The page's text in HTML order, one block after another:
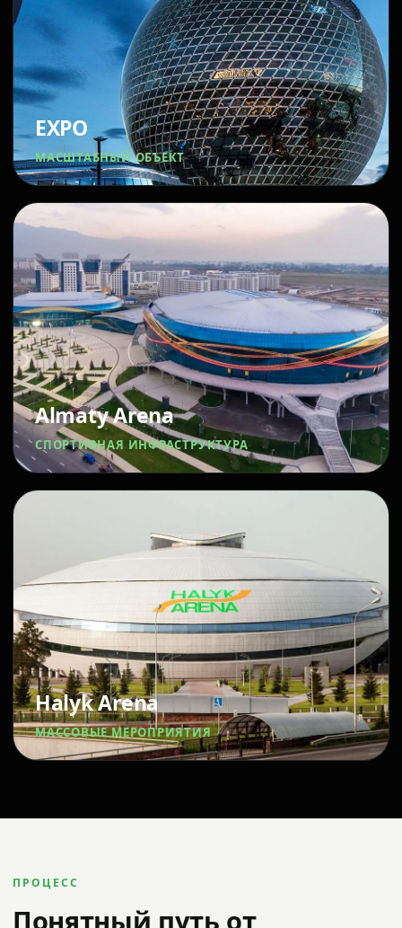
EXPO
МАСШТАБНЫЙ ОБЪЕКТ
Almaty Arena
СПОРТИВНАЯ ИНФРАСТРУКТУРА
Halyk Arena
МАССОВЫЕ МЕРОПРИЯТИЯ
ПРОЦЕСС
Понятный путь от